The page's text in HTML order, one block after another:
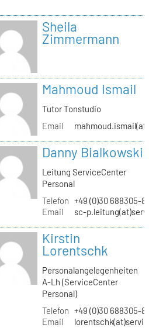
Sheila
Zimmermann
Mahmoud Ismail
Tutor Tonstudio
Email
Danny Bialkowski
Leitung ServiceCenter
Personal
Telefon +49 (0)30 688305-
Email
sc-
Kirstin
Lorentschk
Personalangelegenheiten
A-Lh (ServiceCenter
Personal)
Telefon +49 (0)30 688305-
Email